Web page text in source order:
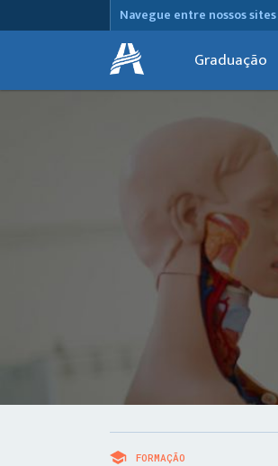
Navegue entre nossos sites
Graduação
FORMAÇÃO